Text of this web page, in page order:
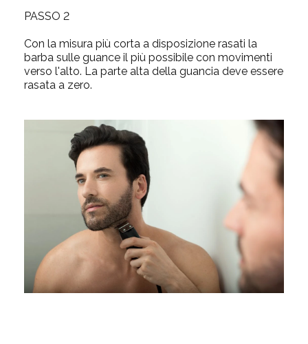
PASSO 2
Con la misura più corta a disposizione rasati la
barba sulle guance il più possibile con movimenti
verso l'alto. La parte alta della guancia deve essere
rasata a zero.